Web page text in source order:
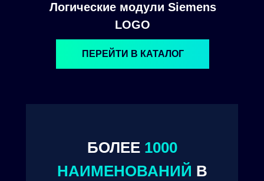
БОЛЕЕ 1000
НАИМЕНОВАНИЙ В
Логические модули Siemens
LOGO
ПЕРЕЙТИ В КАТАЛОГ
© 2024. ООО "Технокам Инжиниринг"